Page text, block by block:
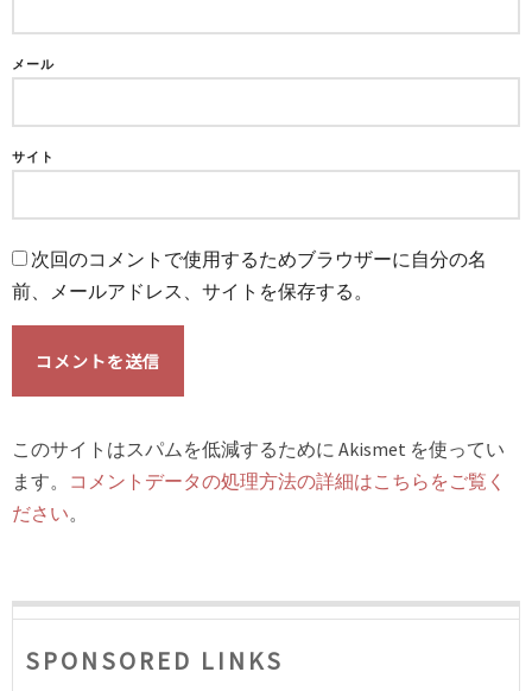
メール
サイト
次回のコメントで使用するためブラウザーに自分の名
前、メールアドレス、サイトを保存する。
このサイトはスパムを低減するために Akismet を使ってい
ます。 コメントデータの処理方法の詳細はこちらをご覧く
ださい。
SPONSORED LINKS